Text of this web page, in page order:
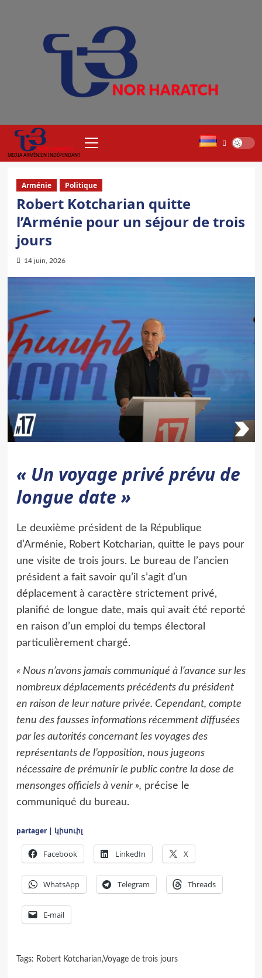
MEDIA ARMÉNIEN INDÉPENDANT
principal
Arménie Politique
Robert Kotcharian quitte
l’Arménie pour un séjour de trois
jours
14 juin, 2026
« Un voyage privé prévu de
longue date »
Le deuxième président de la République
d’Arménie, Robert Kotcharian, quitte le pays pour
une visite de trois jours. Le bureau de l’ancien
président a fait savoir qu’il s’agit d’un
déplacement à caractère strictement privé,
planifié de longue date, mais qui avait été reporté
en raison d’un emploi du temps électoral
particulièrement chargé.
« Nous n’avons jamais communiqué à l’avance sur les
nombreux déplacements précédents du président
en raison de leur nature privée. Cependant, compte
tenu des fausses informations récemment diffusées
par les autorités concernant les voyages des
représentants de l’opposition, nous jugeons
nécessaire de prémunir le public contre la dose de
mensonges officiels à venir », précise le
communiqué du bureau.
partager | կիսուիլ
Facebook LinkedIn X
WhatsApp Telegram Threads
E-mail
Tags: Robert Kotcharian,Voyage de trois jours